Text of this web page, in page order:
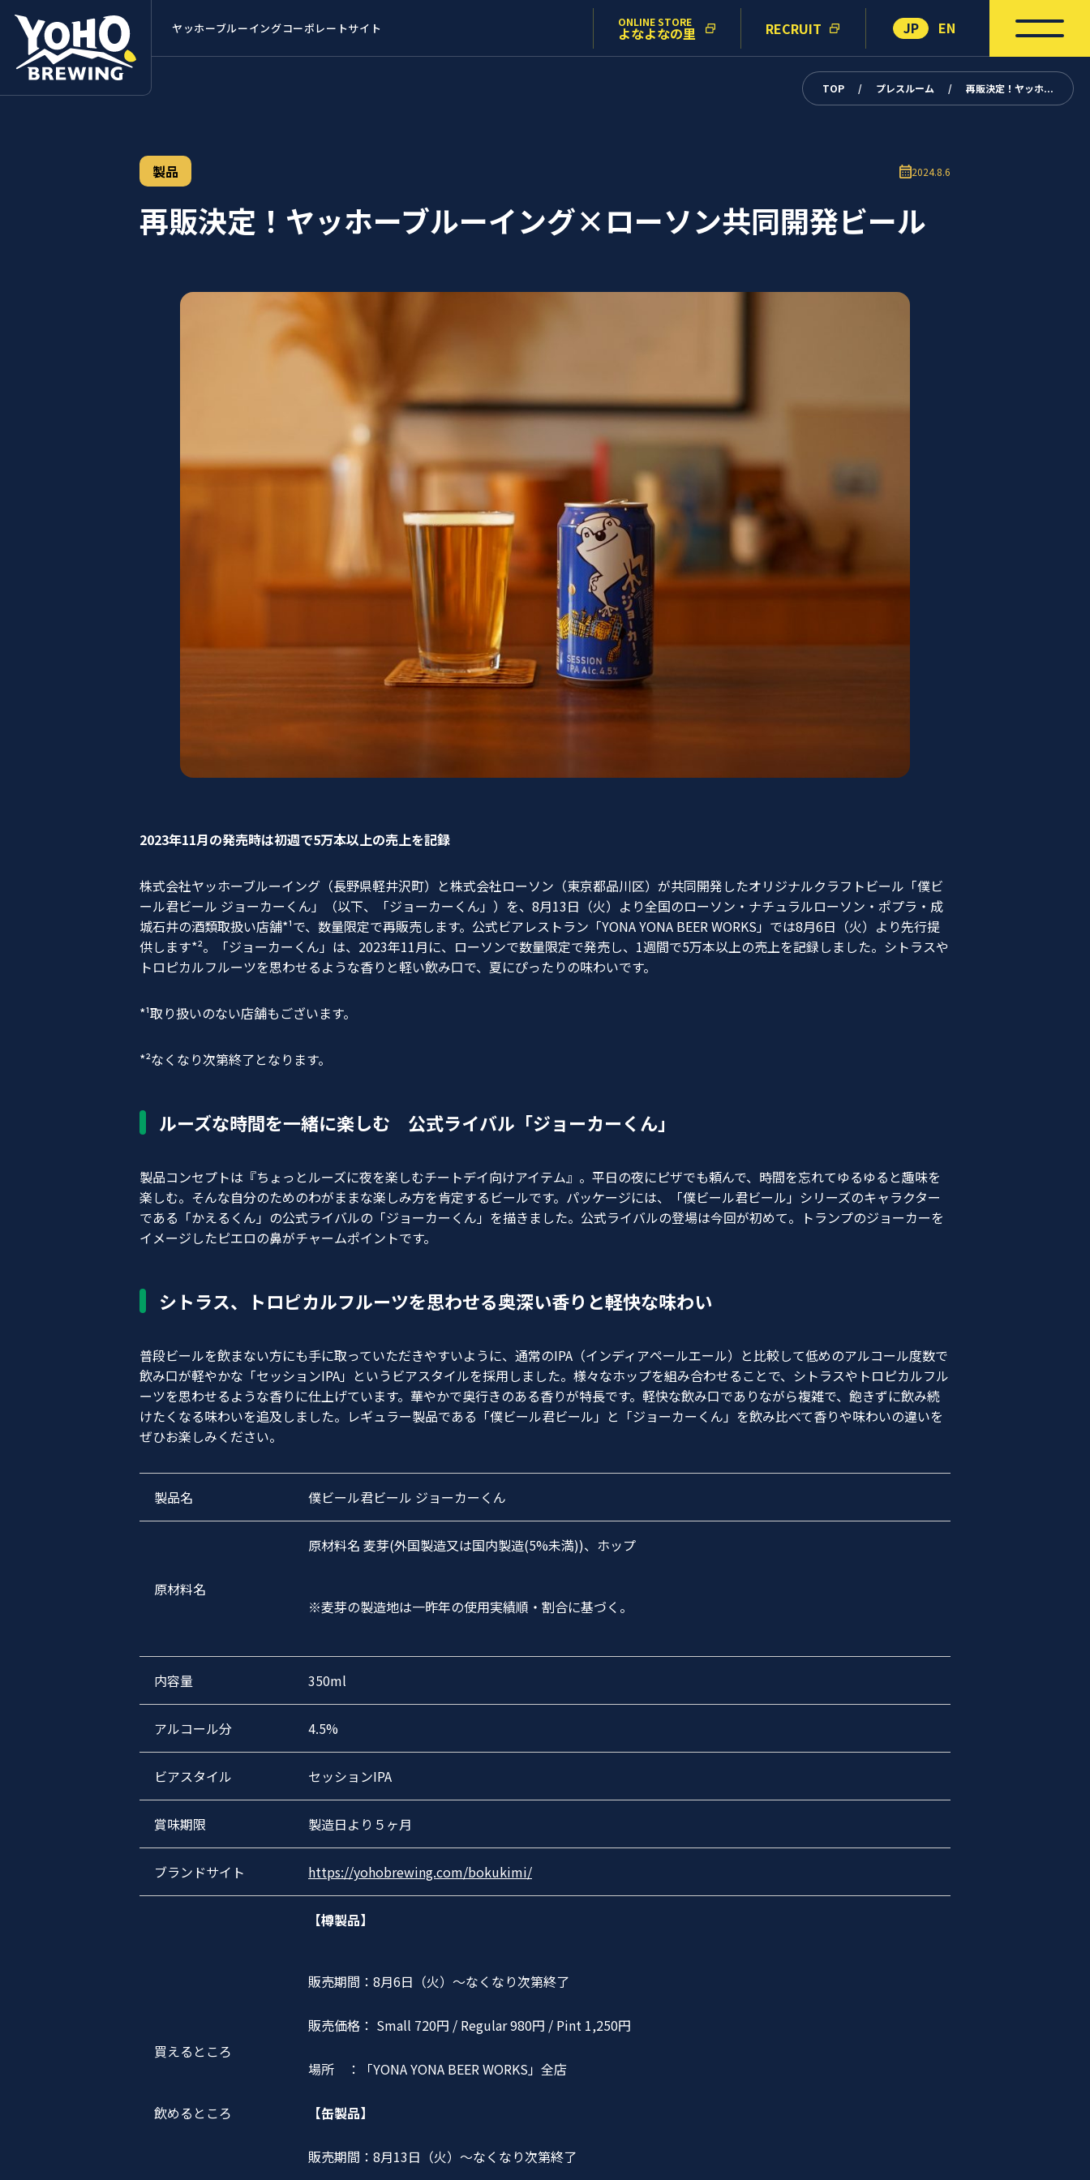
ヤッホーブルーイングコーポレートサイト ONLINE STORE
よなよなの里 RECRUIT JP EN
製品 2024.8.6
TOP / プレスルーム / 再販決定！ヤッホ...
再販決定！ヤッホーブルーイング×ローソン共同開発ビール
2023年11月の発売時は初週で5万本以上の売上を記録
株式会社ヤッホーブルーイング（長野県軽井沢町）と株式会社ローソン（東京都品川区）が共同開発したオリジナルクラフトビール「僕ビ
ール君ビール ジョーカーくん」（以下、「ジョーカーくん」）を、8月13日（火）より全国のローソン・ナチュラルローソン・ポプラ・成
城石井の酒類取扱い店舗*¹で、数量限定で再販売します。公式ビアレストラン「YONA YONA BEER WORKS」では8月6日（火）より先行提
供します*²。「ジョーカーくん」は、2023年11月に、ローソンで数量限定で発売し、 1週間で5万本以上の売上を記録しました。シトラスや
トロピカルフルーツを思わせるような香りと軽い飲み口で、夏にぴったりの味わいです。
*¹取り扱いのない店舗もございます。
*²なくなり次第終了となります。
ルーズな時間を一緒に楽しむ 公式ライバル「ジョーカーくん」
製品コンセプトは『ちょっとルーズに夜を楽しむチートデイ向けアイテム』。平日の夜にピザでも頼んで、時間を忘れてゆるゆると趣味を
楽しむ。そんな自分のためのわがままな楽しみ方を肯定するビールです。パッケージには、「僕ビール君ビール」シリーズのキャラクター
である「かえるくん」の公式ライバルの「ジョーカーくん」を描きました。公式ライバルの登場は今回が初めて。トランプのジョーカーを
イメージしたピエロの鼻がチャームポイントです。
シトラス、トロピカルフルーツを思わせる奥深い香りと軽快な味わい
普段ビールを飲まない方にも手に取っていただきやすいように、通常のIPA（インディアペールエール）と比較して低めのアルコール度数で
飲み口が軽やかな「セッションIPA」というビアスタイルを採用しました。様々なホップを組み合わせることで、シトラスやトロピカルフル
ーツを思わせるような香りに仕上げています。華やかで奥行きのある香りが特長です。軽快な飲み口でありながら複雑で、飽きずに飲み続
けたくなる味わいを追及しました。レギュラー製品である「僕ビール君ビール」と「ジョーカーくん」を飲み比べて香りや味わいの違いを
ぜひお楽しみください。
製品名 僕ビール君ビール ジョーカーくん
原材料名
原材料名 麦芽(外国製造又は国内製造(5%未満))、ホップ
※麦芽の製造地は一昨年の使用実績順・割合に基づく。
内容量 350ml
アルコール分 4.5%
ビアスタイル セッションIPA
賞味期限 製造日より５ヶ月
ブランドサイト https://yohobrewing.com/bokukimi/
買えるところ
飲めるところ
【樽製品】
販売期間：8月6日（火）～なくなり次第終了
販売価格： Small 720円 / Regular 980円 / Pint 1,250円
場所 ：「YONA YONA BEER WORKS」全店
【缶製品】
販売期間：8月13日（火）～なくなり次第終了